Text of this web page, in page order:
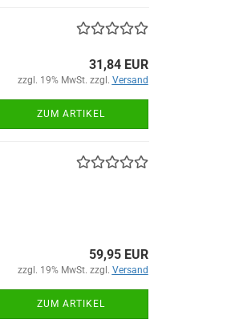
31,84 EUR
zzgl. 19% MwSt. zzgl. Versand
ZUM ARTIKEL
59,95 EUR
zzgl. 19% MwSt. zzgl. Versand
ZUM ARTIKEL